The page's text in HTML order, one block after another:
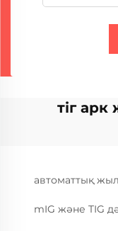
тіг
автоматтық
mIG және TIG